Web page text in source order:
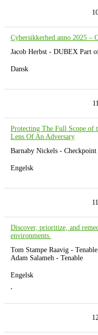
Cybersikkerhed anno 2025
Jacob Herbst - DUBEX Part
Dansk
Protecting The Full Scope of
Lens Of An Adversary
Barnaby Nickels - Checkpoint
Engelsk
Discover, prioritize, and
environments.
Tom Stampe Raavig - Tenable
Adam Salameh - Tenable
Engelsk
,